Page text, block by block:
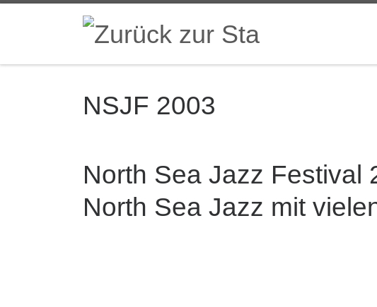
Zum Inhalt springen
NSJF 2003
North Sea Jazz Festival
North Sea Jazz mit